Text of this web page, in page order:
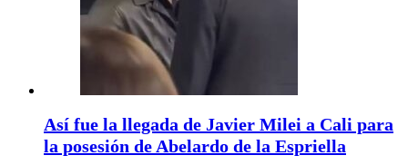
Así fue la llegada de Javier Milei a Cali para
la posesión de Abelardo de la Espriella